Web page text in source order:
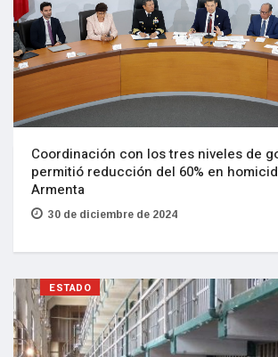
Coordinación con los tres niveles de
permitió reducción del 60% en
Armenta
30 de diciembre de 2024
ESTADO